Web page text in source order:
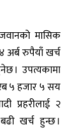
मासिक
रुपैयाँ खर्च
। उपत्यकामा
५ हजार ५ सय
प्रहरीलाई २
खर्च हुन्छ ।